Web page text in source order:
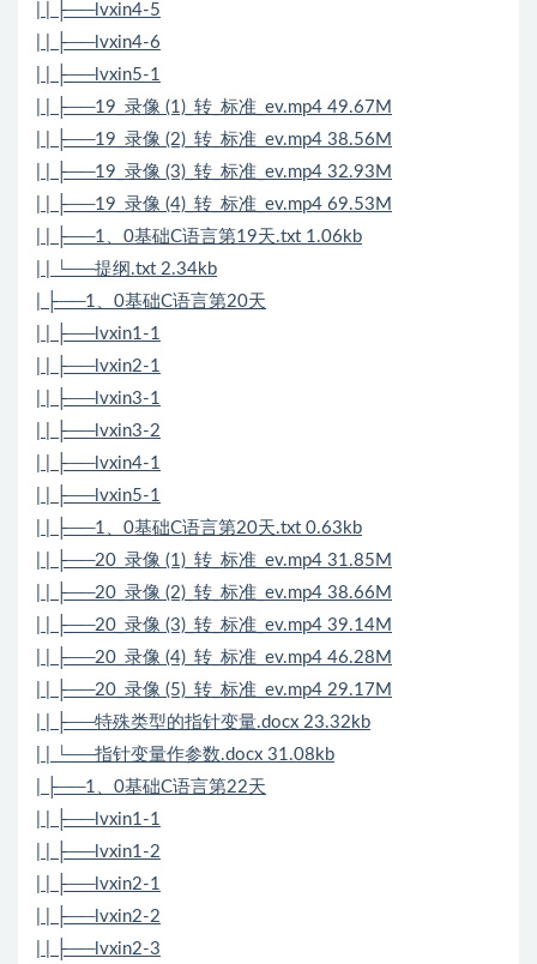
| | ├──lvxin4-5
| | ├──lvxin4-6
| | ├──lvxin5-1
| | ├──19_录像 (1)_转_标准_ev.mp4 49.67M
| | ├──19_录像 (2)_转_标准_ev.mp4 38.56M
| | ├──19_录像 (3)_转_标准_ev.mp4 32.93M
| | ├──19_录像 (4)_转_标准_ev.mp4 69.53M
| | ├──1、0基础C语言第19天.txt 1.06kb
| | └──提纲.txt 2.34kb
| ├──1、0基础C语言第20天
| | ├──lvxin1-1
| | ├──lvxin2-1
| | ├──lvxin3-1
| | ├──lvxin3-2
| | ├──lvxin4-1
| | ├──lvxin5-1
| | ├──1、0基础C语言第20天.txt 0.63kb
| | ├──20_录像 (1)_转_标准_ev.mp4 31.85M
| | ├──20_录像 (2)_转_标准_ev.mp4 38.66M
| | ├──20_录像 (3)_转_标准_ev.mp4 39.14M
| | ├──20_录像 (4)_转_标准_ev.mp4 46.28M
| | ├──20_录像 (5)_转_标准_ev.mp4 29.17M
| | ├──特殊类型的指针变量.docx 23.32kb
| | └──指针变量作参数.docx 31.08kb
| ├──1、0基础C语言第22天
| | ├──lvxin1-1
| | ├──lvxin1-2
| | ├──lvxin2-1
| | ├──lvxin2-2
| | ├──lvxin2-3